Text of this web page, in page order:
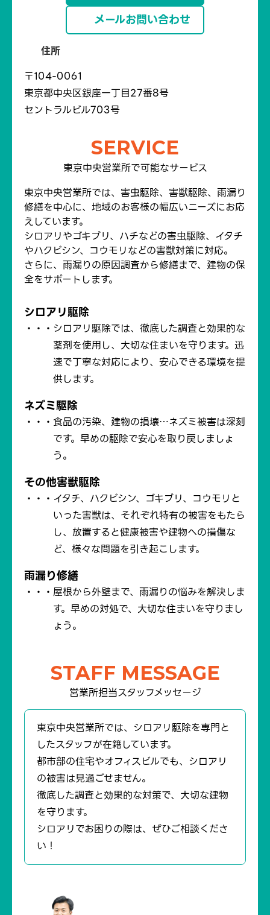
メールお問い合わせ
住所
〒104-0061
東京都中央区銀座一丁目27番8号
セントラルビル703号
SERVICE
東京中央営業所で可能なサービス
東京中央営業所では、害虫駆除、害獣駆除、雨漏り
修繕を中心に、地域のお客様の幅広いニーズにお応
えしています。
シロアリやゴキブリ、ハチなどの害虫駆除、イタチ
やハクビシン、コウモリなどの害獣対策に対応。
さらに、雨漏りの原因調査から修繕まで、建物の保
全をサポートします。
シロアリ駆除
シロアリ駆除では、徹底した調査と効果的な
薬剤を使用し、大切な住まいを守ります。迅
速で丁寧な対応により、安心できる環境を提
供します。
ネズミ駆除
食品の汚染、建物の損壊…ネズミ被害は深刻
です。早めの駆除で安心を取り戻しましょ
う。
その他害獣駆除
イタチ、ハクビシン、ゴキブリ、コウモリと
いった害獣は、それぞれ特有の被害をもたら
し、 放置すると健康被害や建物への損傷な
ど、様々な問題を引き起こします。
雨漏り修繕
屋根から外壁まで、雨漏りの悩みを解決しま
す。早めの対処で、大切な住まいを守りまし
ょう。
STAFF MESSAGE
営業所担当スタッフメッセージ
東京中央営業所では、シロアリ駆除を専門と
したスタッフが在籍しています。
都市部の住宅やオフィスビルでも、シロアリ
の被害は見過ごせません。
徹底した調査と効果的な対策で、大切な建物
を守ります。
シロアリでお困りの際は、ぜひご相談くださ
い！